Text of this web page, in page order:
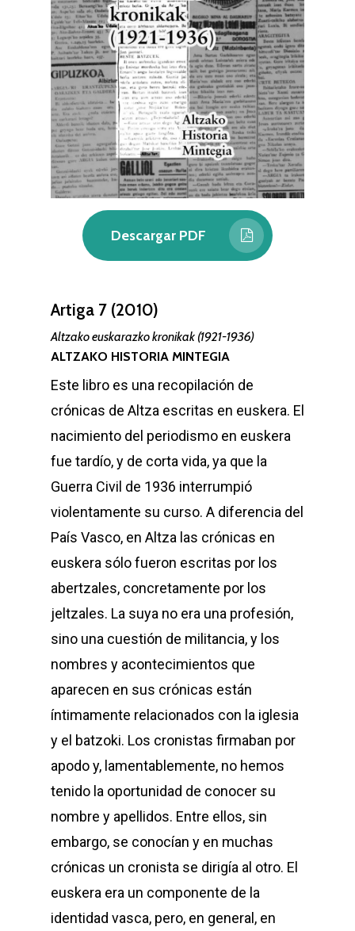
Descargar PDF
Artiga 7 (2010)
Altzako euskarazko kronikak (1921-1936)
ALTZAKO HISTORIA MINTEGIA
Este libro es una recopilación de
crónicas de Altza escritas en euskera. El
nacimiento del periodismo en euskera
fue tardío, y de corta vida, ya que la
Guerra Civil de 1936 interrumpió
violentamente su curso. A diferencia del
País Vasco, en Altza las crónicas en
euskera sólo fueron escritas por los
abertzales, concretamente por los
jeltzales. La suya no era una profesión,
sino una cuestión de militancia, y los
nombres y acontecimientos que
aparecen en sus crónicas están
íntimamente relacionados con la iglesia
y el batzoki. Los cronistas firmaban por
apodo y, lamentablemente, no hemos
tenido la oportunidad de conocer su
nombre y apellidos. Entre ellos, sin
embargo, se conocían y en muchas
crónicas un cronista se dirigía al otro. El
euskera era un componente de la
identidad vasca, pero, en general, en